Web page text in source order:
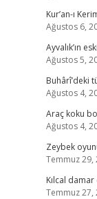
Kur’an-ı
Ağustos 6,
Ayvalık’ın
Ağustos 5,
Buhârî’deki
Ağustos 4,
Araç koku
Ağustos 4,
Zeybek
Temmuz 29,
Kılcal
Temmuz 27,